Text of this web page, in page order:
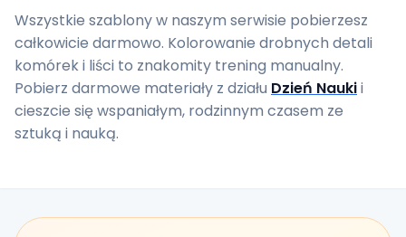
Wszystkie szablony w naszym serwisie pobierzesz
całkowicie darmowo. Kolorowanie drobnych detali
komórek i liści to znakomity trening manualny.
Pobierz darmowe materiały z działu Dzień Naukii
cieszcie się wspaniałym, rodzinnym czasem ze
sztuką i nauką.